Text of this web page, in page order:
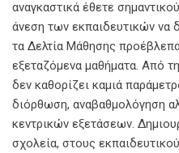
αναγκαστικά έθετε
άνεση των εκπαιδευτικών να
τα Δελτία Μάθησης
εξεταζόμενα μαθήματα. Από
δεν καθορίζει καμιά
διόρθωση, αναβαθμολόγηση
κεντρικών εξετάσεων.
σχολεία, στους